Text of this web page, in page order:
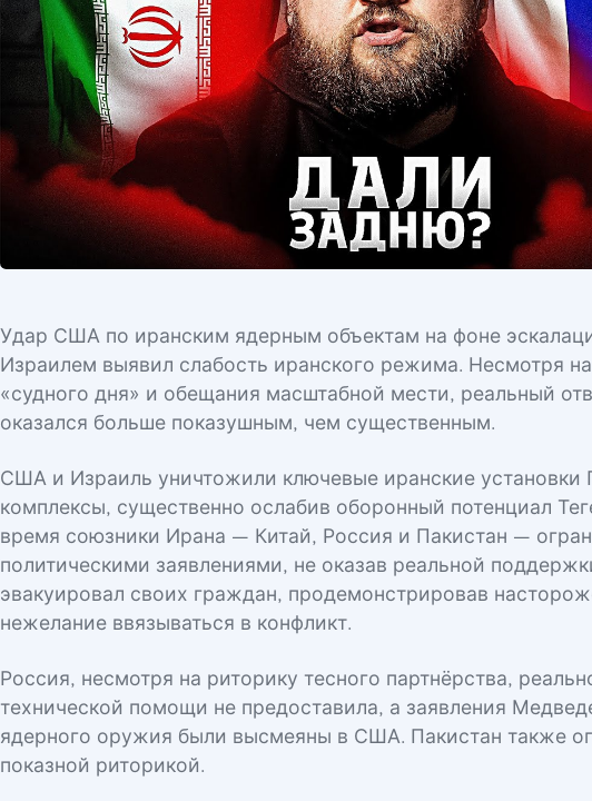
Удар США по иранским ядерным объектам на фоне
Израилем выявил слабость иранского режима. Несмотря
«судного дня» и обещания масштабной мести, реальный
оказался больше показушным, чем существенным.
США и Израиль уничтожили ключевые иранские установки
комплексы, существенно ослабив оборонный потенциал
время союзники Ирана — Китай, Россия и Пакистан —
политическими заявлениями, не оказав реальной
эвакуировал своих граждан, продемонстрировав
нежелание ввязываться в конфликт.
Россия, несмотря на риторику тесного партнёрства,
технической помощи не предоставила, а заявления
ядерного оружия были высмеяны в США. Пакистан также
показной риторикой.